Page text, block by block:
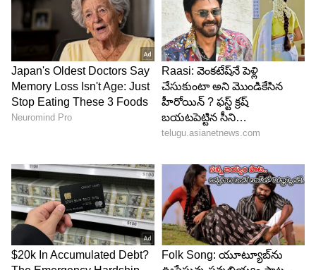
Image Credit :StockPhoto
మొఘల్ కాలంలో కళాత్మక రూపం దాల్చిన మెహెందీ
భారత్‌లో మెహెందీ ఇప్పటికే ఉన్నప్పటికీ, దానికి అందమైన
డిజైన్లు, కళాత్మక రూపాన్ని తీసుకువచ్చింది మొఘల్ కాలమే
అని చరిత్ర చెబుతోంది. 1526 నుంచి 1857 వరకు మొఘల్
ఆ కాలంలో రాజ కుటుంబాల మహిళలు చేతులు, కాళ్లపై
ఆకర్షణీయమైన డిజైన్లతో మెహెందీ వేయించుకునేవారు.
తర్వాత ఈ సంప్రదాయం ప్రజల్లోకి విస్తరించింది. చేతుల
నుంచి మోచేతుల వరకు, కాళ్లపై కూడా అందమైన డిజైన్లతో
మెహెందీ వేయించడం భారతీయ వివాహాల్లో ప్రత్యేక